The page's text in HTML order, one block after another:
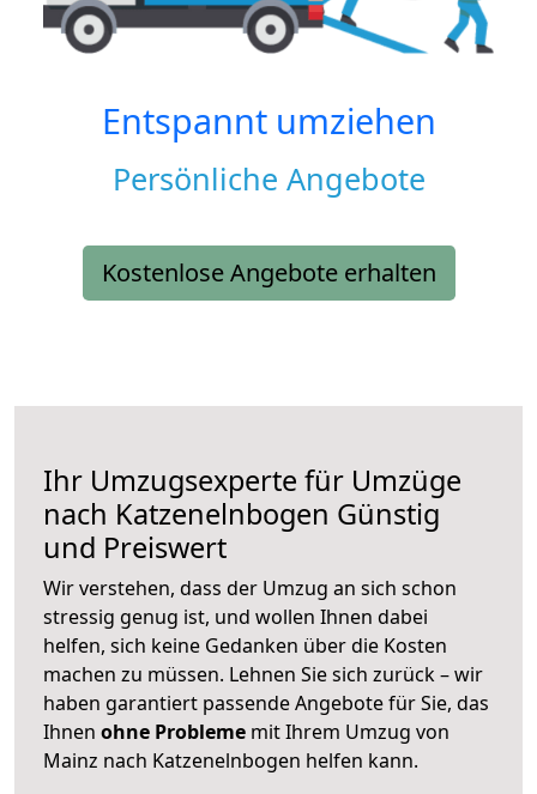
Entspannt umziehen
Persönliche Angebote
Kostenlose Angebote erhalten
Ihr Umzugsexperte für Umzüge
nach Katzenelnbogen Günstig
und Preiswert
Wir verstehen, dass der Umzug an sich schon
stressig genug ist, und wollen Ihnen dabei
helfen, sich keine Gedanken über die Kosten
machen zu müssen. Lehnen Sie sich zurück – wir
haben garantiert passende Angebote für Sie, das
Ihnen ohne Probleme mit Ihrem Umzug von
Mainz nach Katzenelnbogen helfen kann.